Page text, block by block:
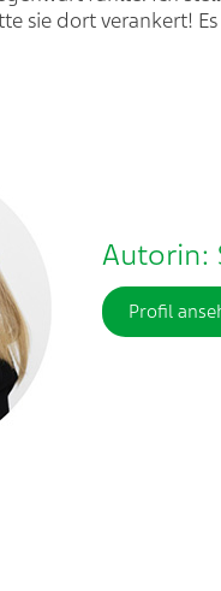
sie dort verankert!
Autorin:
Profil